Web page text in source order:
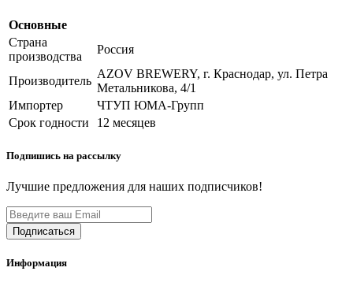
Основные
Страна
производства
Россия
Производитель
AZOV BREWERY, г. Краснодар, ул. Петра
Метальникова, 4/1
Импортер
ЧТУП ЮМА-Групп
Срок годности
12 месяцев
Подпишись на рассылку
Лучшие предложения для наших подписчиков!
Информация